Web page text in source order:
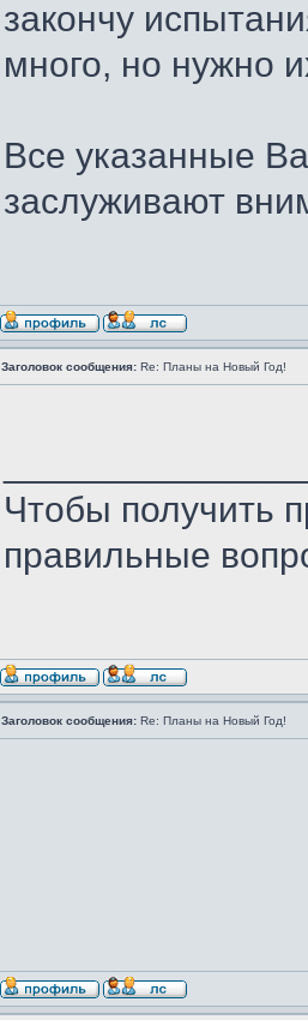
закончу
много, но нужно
Все указанные
заслуживают
Заголовок сообщения: Re: Планы на Новый Год!
Чтобы получить
правильные
Заголовок сообщения: Re: Планы на Новый Год!